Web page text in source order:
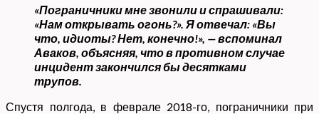
«Пограничники мне звонили и спрашивали:
«Нам открывать огонь?». Я отвечал: «Вы
что, идиоты? Нет, конечно!», — вспоминал
Аваков, объясняя, что в противном случае
инцидент закончился бы десятками
трупов.
Спустя полгода, в феврале 2018-го, пограничники при